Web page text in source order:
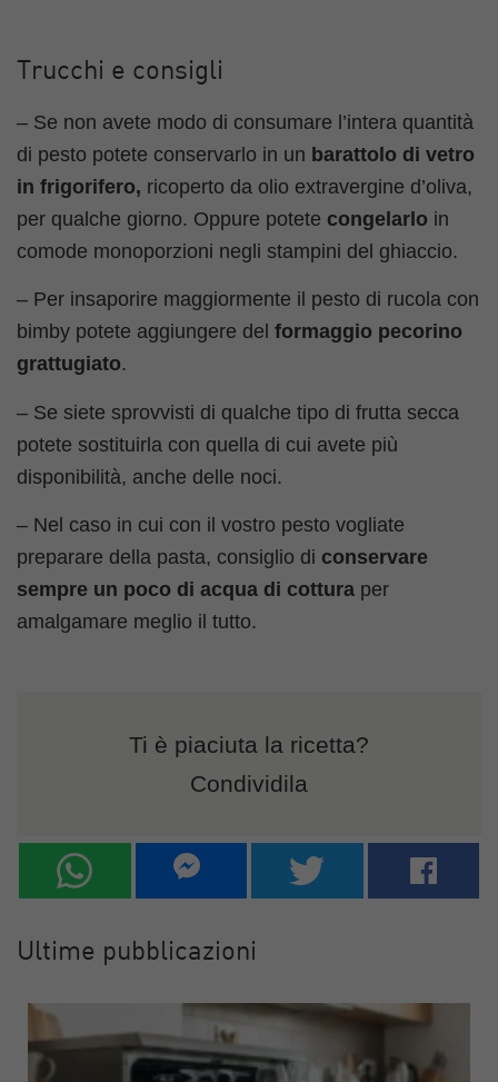
Trucchi e consigli
– Se non avete modo di consumare l’intera quantità
di pesto potete conservarlo in un barattolo di vetro
in frigorifero, ricoperto da olio extravergine d’oliva,
per qualche giorno. Oppure potete congelarlo in
comode monoporzioni negli stampini del ghiaccio.
– Per insaporire maggiormente il pesto di rucola con
bimby potete aggiungere del formaggio pecorino
grattugiato.
– Se siete sprovvisti di qualche tipo di frutta secca
potete sostituirla con quella di cui avete più
disponibilità, anche delle noci.
– Nel caso in cui con il vostro pesto vogliate
preparare della pasta, consiglio di conservare
sempre un poco di acqua di cottura per
amalgamare meglio il tutto.
Ti è piaciuta la ricetta?
Condividila
Ultime pubblicazioni